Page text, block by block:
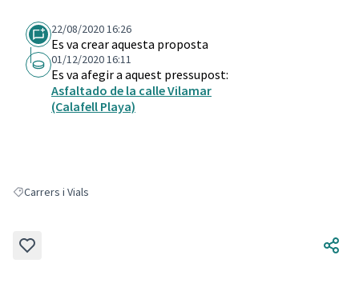
22/08/2020 16:26
Es va crear aquesta proposta
01/12/2020 16:11
Es va afegir a aquest pressupost:
Asfaltado de la calle Vilamar
(Calafell Playa)
Resultats en filtrar per: Carrers i Vials
Carrers i Vials